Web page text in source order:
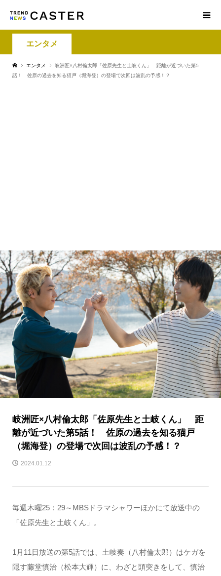
エンタメ
エンタメ
岐洲匠×八村倫太郎「佐原先生と土岐くん」 距離が近づいた第5
話！ 佐原の過去を知る猫戸（堀海登）の登場で次回は波乱の予感！？
岐洲匠×八村倫太郎「佐原先生と土岐くん」 距
離が近づいた第5話！ 佐原の過去を知る猫戸
（堀海登）の登場で次回は波乱の予感！？
2024.01.12
毎週木曜25：29～MBSドラマシャワーほかにて放送中の
「佐原先生と土岐くん」。
1月11日放送の第5話では、土岐奏（八村倫太郎）はケガを
隠す藤堂慎治（松本大輝）に、わざと頭突きをして、慎治